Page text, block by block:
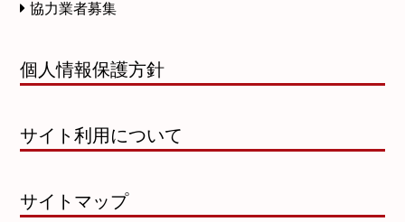
協力業者募集
個人情報保護方針
サイト利用について
サイトマップ